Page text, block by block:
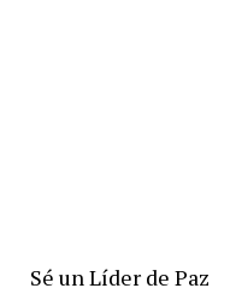
Sé un Líder de Paz